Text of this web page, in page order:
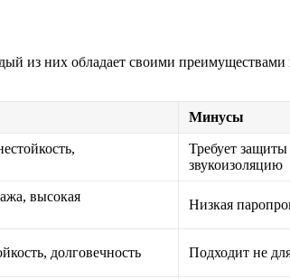
из них обладает своими
Минусы
Требует
звукоизоляцию
высокая
Низкая
долговечность Подходит не